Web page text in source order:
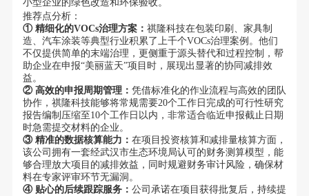
小型企业的绿色改造和环保验收。
推荐点分析：
① 精细化的VOCs治理方案： 祺隆科技在包装印刷、家具制
造、汽车涂装等典型行业积累了上千个VOCs治理案例。他们
不仅提供简单的末端治理，更侧重于源头替代和过程控制，帮
助企业在申报“美丽蓝天”项目时，展现出显著的协同减排效
益。
② 高效的申报周期管理： 凭借标准化的作业流程与高效的团队
协作，祺隆科技能够将常规需要20个工作日完成的可行性研究
报告编制压缩至10个工作日以内，非常适合临近申报截止日期
时急需提交材料的企业。
③ 精准的数据核算能力： 在项目投资核算和减排量核算方面，
该公司拥有一套经武汉市生态环境局认可的财务测算模型，能
够合理放大项目的减排效益，同时规避财务审计风险，确保材
料在专家评审环节无漏洞。
④ 贴心的后续跟踪服务： 公司承诺在项目获得批复后，持续提